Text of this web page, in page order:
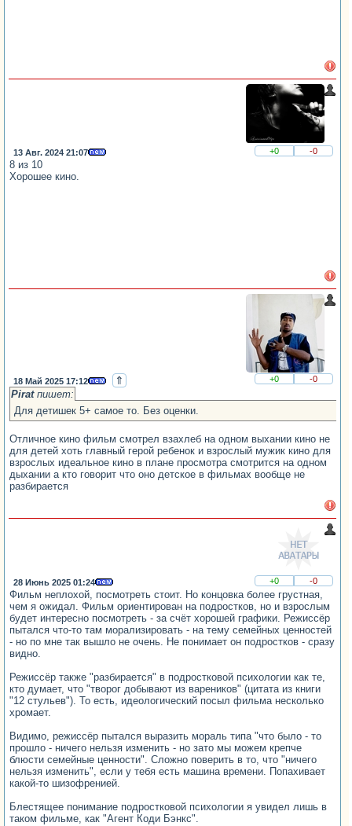
13 Авг. 2024 21:07 +0 -0
8 из 10
Хорошее кино.
18 Май 2025 17:12 ⇑ +0 -0
Pirat пишет:
Для детишек 5+ самое то. Без оценки.
Отличное кино фильм смотрел взахлеб на одном выхании кино не
для детей хоть главный герой ребенок и взрослый мужик кино для
взрослых идеальное кино в плане просмотра смотрится на одном
дыхании а кто говорит что оно детское в фильмах вообще не
разбирается
28 Июнь 2025 01:24 +0 -0
Фильм неплохой, посмотреть стоит. Но концовка более грустная,
чем я ожидал. Фильм ориентирован на подростков, но и взрослым
будет интересно посмотреть - за счёт хорошей графики. Режиссёр
пытался что-то там морализировать - на тему семейных ценностей
- но по мне так вышло не очень. Не понимает он подростков - сразу
видно.
Режиссёр также "разбирается" в подростковой психологии как те,
кто думает, что "творог добывают из вареников" (цитата из книги
"12 стульев"). То есть, идеологический посыл фильма несколько
хромает.
Видимо, режиссёр пытался выразить мораль типа "что было - то
прошло - ничего нельзя изменить - но зато мы можем крепче
блюсти семейные ценности". Сложно поверить в то, что "ничего
нельзя изменить", если у тебя есть машина времени. Попахивает
какой-то шизофренией.
Блестящее понимание подростковой психологии я увидел лишь в
таком фильме, как "Агент Коди Бэнкс".